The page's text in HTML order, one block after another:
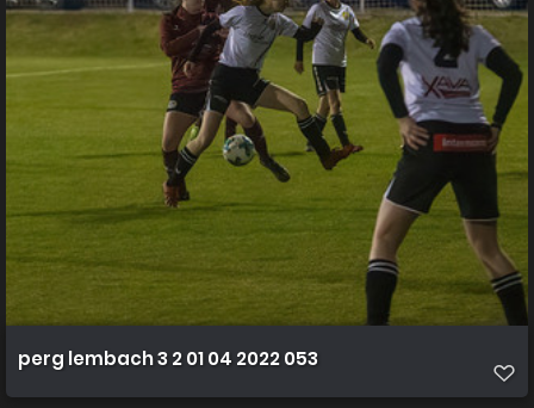
perg lembach 3 2 01 04 2022 053